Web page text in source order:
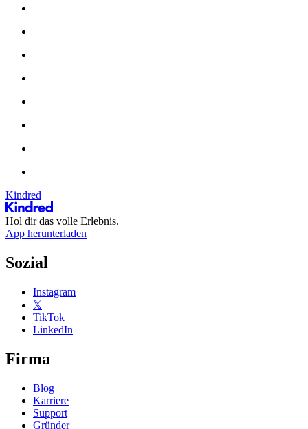
Kindred
Hol dir das volle Erlebnis.
App herunterladen
Sozial
Instagram
𝕏
TikTok
LinkedIn
Firma
Blog
Karriere
Support
Gründer